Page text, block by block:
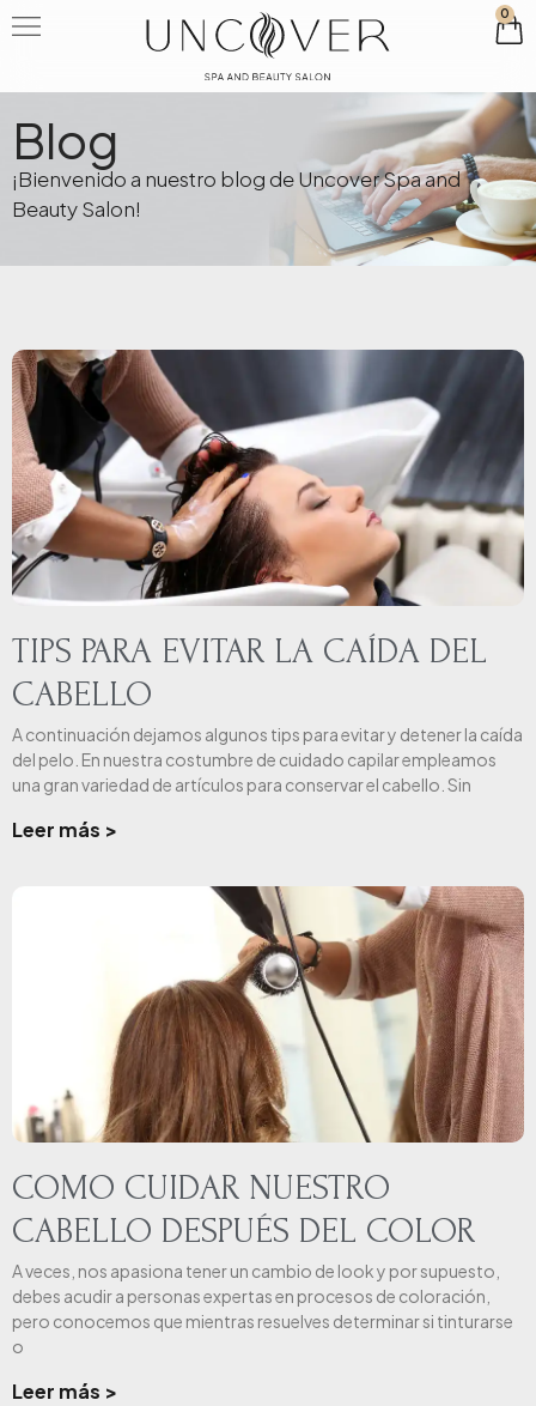
0
Blog
¡Bienvenido a nuestro blog de Uncover Spa and
Beauty Salon!
TIPS PARA EVITAR LA CAÍDA DEL
CABELLO
A continuación dejamos algunos tips para evitar y detener la caída
del pelo. En nuestra costumbre de cuidado capilar empleamos
una gran variedad de artículos para conservar el cabello. Sin
Leer más >
COMO CUIDAR NUESTRO
CABELLO DESPUÉS DEL COLOR
A veces, nos apasiona tener un cambio de look y por supuesto,
debes acudir a personas expertas en procesos de coloración,
pero conocemos que mientras resuelves determinar si tinturarse
o
Leer más >